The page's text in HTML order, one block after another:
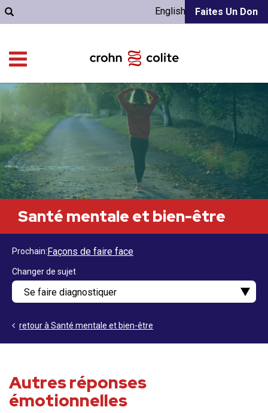
Faites Un Don
English
Santé mentale et bien-être
Prochain Façons de faire face
Changer de sujet
retour à Santé mentale et bien-être
Autres réponses
émotionnelles